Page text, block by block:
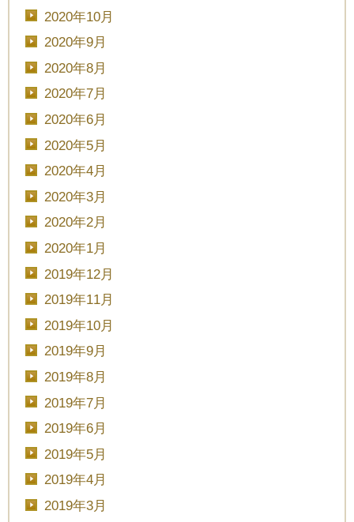
2020年10月
2020年9月
2020年8月
2020年7月
2020年6月
2020年5月
2020年4月
2020年3月
2020年2月
2020年1月
2019年12月
2019年11月
2019年10月
2019年9月
2019年8月
2019年7月
2019年6月
2019年5月
2019年4月
2019年3月
■■■タイトル■■■
TEL.0120-117-548